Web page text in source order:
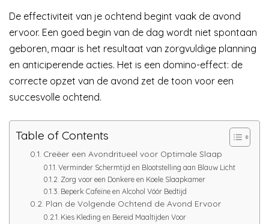
De effectiviteit van je ochtend begint vaak de avond
ervoor. Een goed begin van de dag wordt niet spontaan
geboren, maar is het resultaat van zorgvuldige planning
en anticiperende acties. Het is een domino-effect: de
correcte opzet van de avond zet de toon voor een
succesvolle ochtend.
Table of Contents
Creëer een Avondritueel voor Optimale Slaap
Verminder Schermtijd en Blootstelling aan Blauw Licht
Zorg voor een Donkere en Koele Slaapkamer
Beperk Cafeïne en Alcohol Vóór Bedtijd
Plan de Volgende Ochtend de Avond Ervoor
Kies Kleding en Bereid Maaltijden Voor